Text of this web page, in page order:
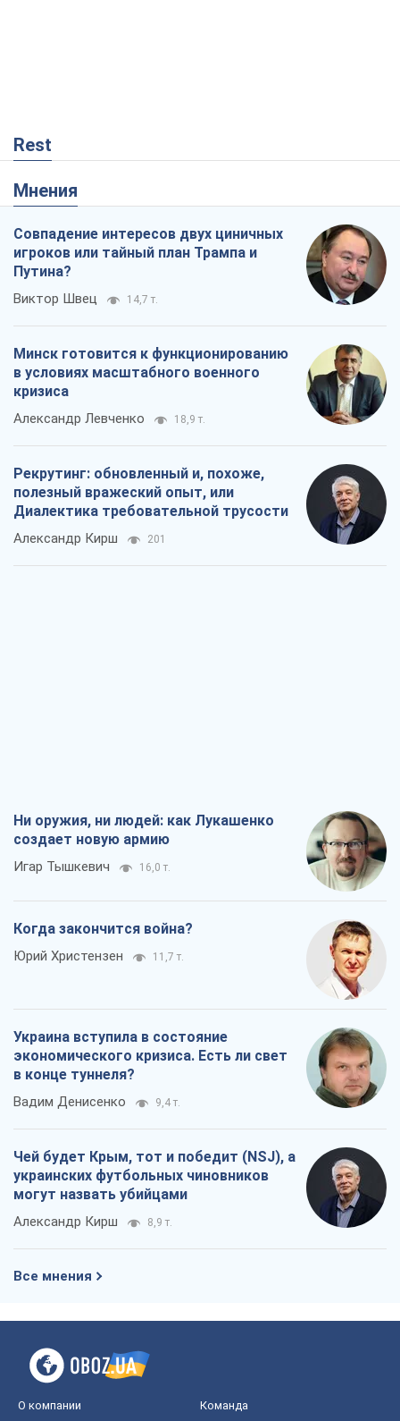
Rest
Мнения
Совпадение интересов двух циничных
игроков или тайный план Трампа и
Путина?
Виктор Швец 14,7 т.
Минск готовится к функционированию
в условиях масштабного военного
кризиса
Александр Левченко 18,9 т.
Рекрутинг: обновленный и, похоже,
полезный вражеский опыт, или
Диалектика требовательной трусости
Александр Кирш 201
Ни оружия, ни людей: как Лукашенко
создает новую армию
Игар Тышкевич 16,0 т.
Когда закончится война?
Юрий Христензен 11,7 т.
Украина вступила в состояние
экономического кризиса. Есть ли свет
в конце туннеля?
Вадим Денисенко 9,4 т.
Чей будет Крым, тот и победит (NSJ), а
украинских футбольных чиновников
могут назвать убийцами
Александр Кирш 8,9 т.
Все мнения
О компании Команда